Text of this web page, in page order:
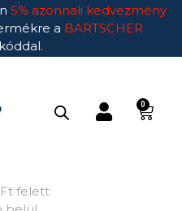
5% azonnali kedvezmény
a BARTSCHER
0
Ft felett